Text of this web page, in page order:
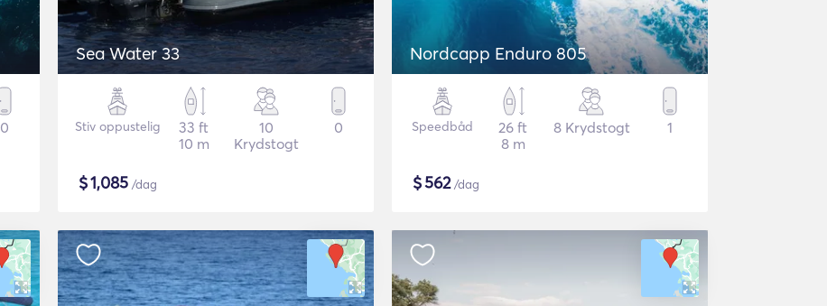
0
Sea Water 33
Stiv oppustelig
33 ft
10 m
10
Krydstogt
0
$1,085 /dag
Nordcapp Enduro 805
Speedbåd
26 ft
8 m
8 Krydstogt 1
$562/dag